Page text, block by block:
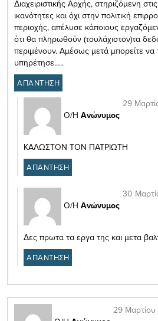
Διαχειριστικής Αρχής, στηριζόμενη
ικανότητες και όχι στην πολιτική
περιοχής, απέλυσε κάποιους
ότι θα πληρωθούν (τουλάχιστον)τα
περιμένουν. Αμέσως μετά μπορείτε
υπηρέτησε…..
ΑΠΑΝΤΗΣΗ
Ο/Η Ανώνυμος
29
ΚΑΛΩΣΤΟΝ ΤΟΝ ΠΑΤΡΙΩΤΗ
ΑΠΑΝΤΗΣΗ
Ο/Η Ανώνυμος
30
Δες πρωτα τα εργα της και μετα
ΑΠΑΝΤΗΣΗ
29 Μαρτίου